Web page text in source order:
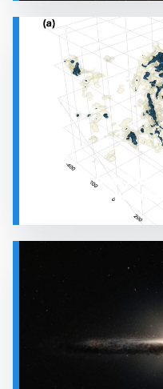
SVEMIR
Prostor oko
otkrila plin koji